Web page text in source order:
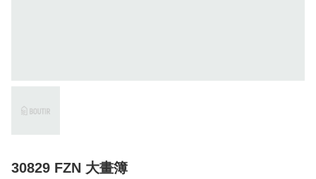
30829 FZN 大畫簿